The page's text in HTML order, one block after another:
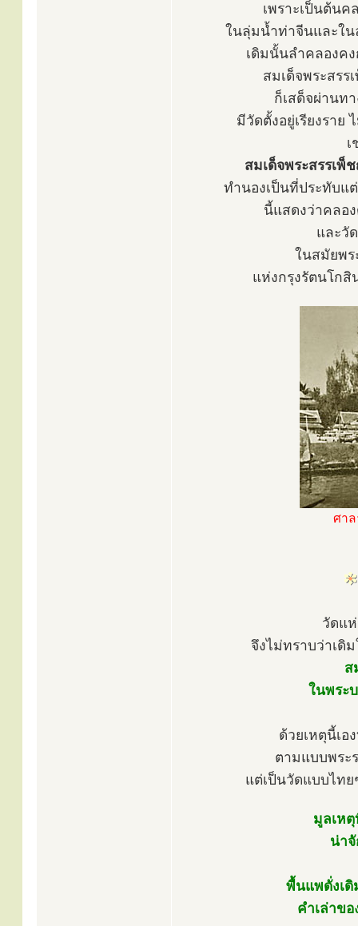
เพราะเป็นต้น
ในลุ่มน้ำท่าจีนและใ
เดิมนั้นลำคลองค
สมเด็จพระสรร
ก็เสด็จผ่านท
มีวัดตั้งอยู่เรียงราย
สมเด็จพระสรรเพ็
ทำนองเป็นที่ประทับแ
นี้แสดงว่าคลอ
และวั
ในสมัยพร
แห่งกรุงรัตนโก
ศา
วัดแ
จึงไม่ทราบว่าเดิ
ส
ในพระ
ด้วยเหตุนี้เ
ตามแบบพระ
แต่เป็นวัดแบบไท
มูลเห
น่า
พื้นแพดั่งเ
คำเล่าข